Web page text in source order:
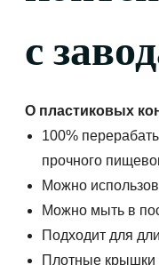
с
О пластиковых
100%
прочного
Можно
Можно мыть в
Подходит для
Плотные крышки